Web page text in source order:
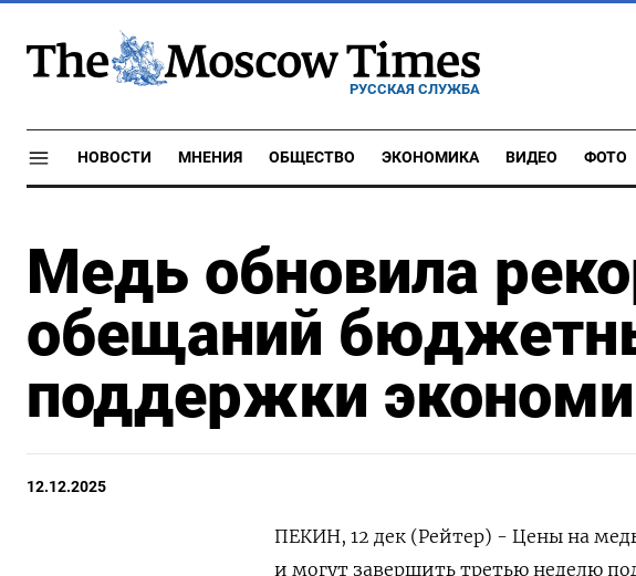
РУССКАЯ СЛУЖБА
НОВОСТИ МНЕНИЯ ОБЩЕСТВО ЭКОНОМИКА ВИДЕО ФОТО
Медь обновила
обещаний
поддержки
12.12.2025
ПЕКИН, 12 дек (Рейтер) - Цены на
и могут завершить третью неделю